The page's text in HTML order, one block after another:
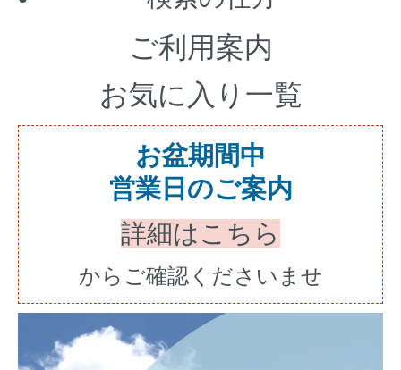
ご利用案内
お気に入り一覧
お盆期間中
営業日のご案内
詳細はこちら
からご確認くださいませ